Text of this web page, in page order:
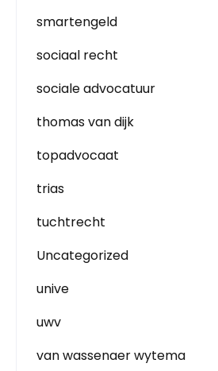
smartengeld
sociaal recht
sociale advocatuur
thomas van dijk
topadvocaat
trias
tuchtrecht
Uncategorized
unive
uwv
van wassenaer wytema